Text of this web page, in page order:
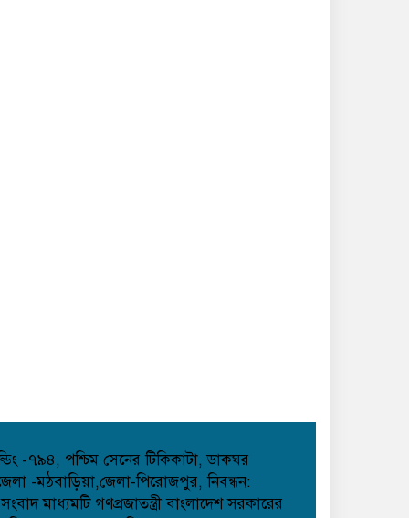
-৭৯৪, পশ্চিম সেনের টিকিকাটা, ডাকঘর
-মঠবাড়িয়া,জেলা-পিরোজপুর, নিবন্ধন:
মাধ্যমটি গণপ্রজাতন্ত্রী বাংলাদেশ সরকারের